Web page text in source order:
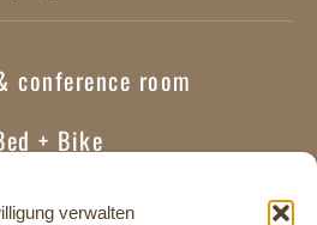
verwalten
conference room
+ Bike
Contact